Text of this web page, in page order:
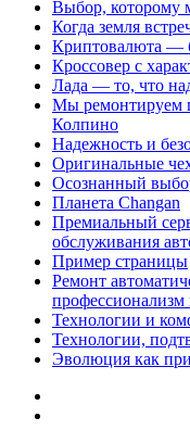
Выбор, которому
Когда земля
Криптовалюта —
Кроссовер с
Лада — то, что
Мы ремонтируем
Колпино
Надежность и
Оригинальные
Осознанный
Планета Changan
Премиальный
обслуживания
Пример страницы
Ремонт
профессионализм
Технологии и
Технологии,
Эволюция как